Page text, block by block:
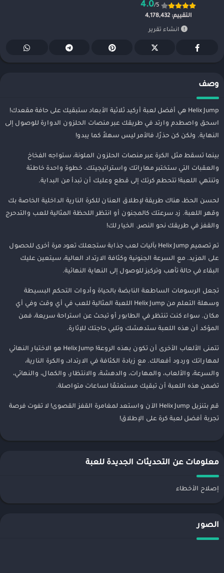
4.0/5
التقييم:4,178,432
انشاء تقرير
وصف
Helix Jump هي أفضل لعبة أركيد ثلاثية الأبعاد ستبقيك على حافة مقعدك!
اسحق واصطدم وارتد في طريقك عبر منصات الحلزون الدوارة للوصول إلى
النهاية. ولكن كن حذرًا، فالأمر ليس سهلاً كما يبدو!
بينما تسقط مثل الكرة عبر منصات الحلزون الملونة، ستواجه الفخاخ
والعقبات التي ستختبر مهاراتك واستراتيجيتك. خطوة واحدة خاطئة
وتنتهي اللعبة! تتحطم كرتك إلى قطع وعليك أن تبدأ من البداية.
لحسن الحظ، هناك طريقة لإطلاق العنان للكرة النارية الداخلية الخاصة بك
وقهر اللعبة. زد سرعتك كالمجنون أو انتظر اللحظة المثالية للعب والتدحرج
والقفز في طريقك نحو النصر. الخيار لك!
تم تصميم Helix Jump بآليات لعب جذابة ستجعلك تعود مرة أخرى للحصول
على المزيد. مع السرعة الجنونية وكثافة الارتداد العالية، سيتعين عليك
البقاء في حالة تأهب وتركيز للوصول إلى النهاية النهائية.
تجعل الرسومات الساطعة النابضة بالحياة وأدوات التحكم البسيطة
وسهلة التعلم من Helix Jump اللعبة المثالية للعب في أي وقت وفي أي
مكان. سواء كنت تنتظر في الطابور أو تبحث عن استراحة سريعة، فمن
المؤكد أن هذه اللعبة ستدهشك وتلبي حاجتك للإثارة.
تتمنى الألعاب الأخرى أن تكون بهذه الروعة! Helix Jump هو الاختبار النهائي
لمهاراتك وردود أفعالك. مع زيادة الكثافة في الارتداد، والكرة النارية،
والسرعة، والألعاب، والمهارات، والدهشة، والانتظار، والكمال، والنهائي،
تضمن هذه اللعبة أن تبقيك مستمتعًا لساعات متواصلة.
قم بتنزيل Helix Jump الآن واستعد لمغامرة القفز القصوى! لا تفوت فرصة
تجربة أفضل لعبة كرة على الإطلاق!
معلومات عن التحديثات الجديدة للعبة
إصلاح الأخطاء
الصور